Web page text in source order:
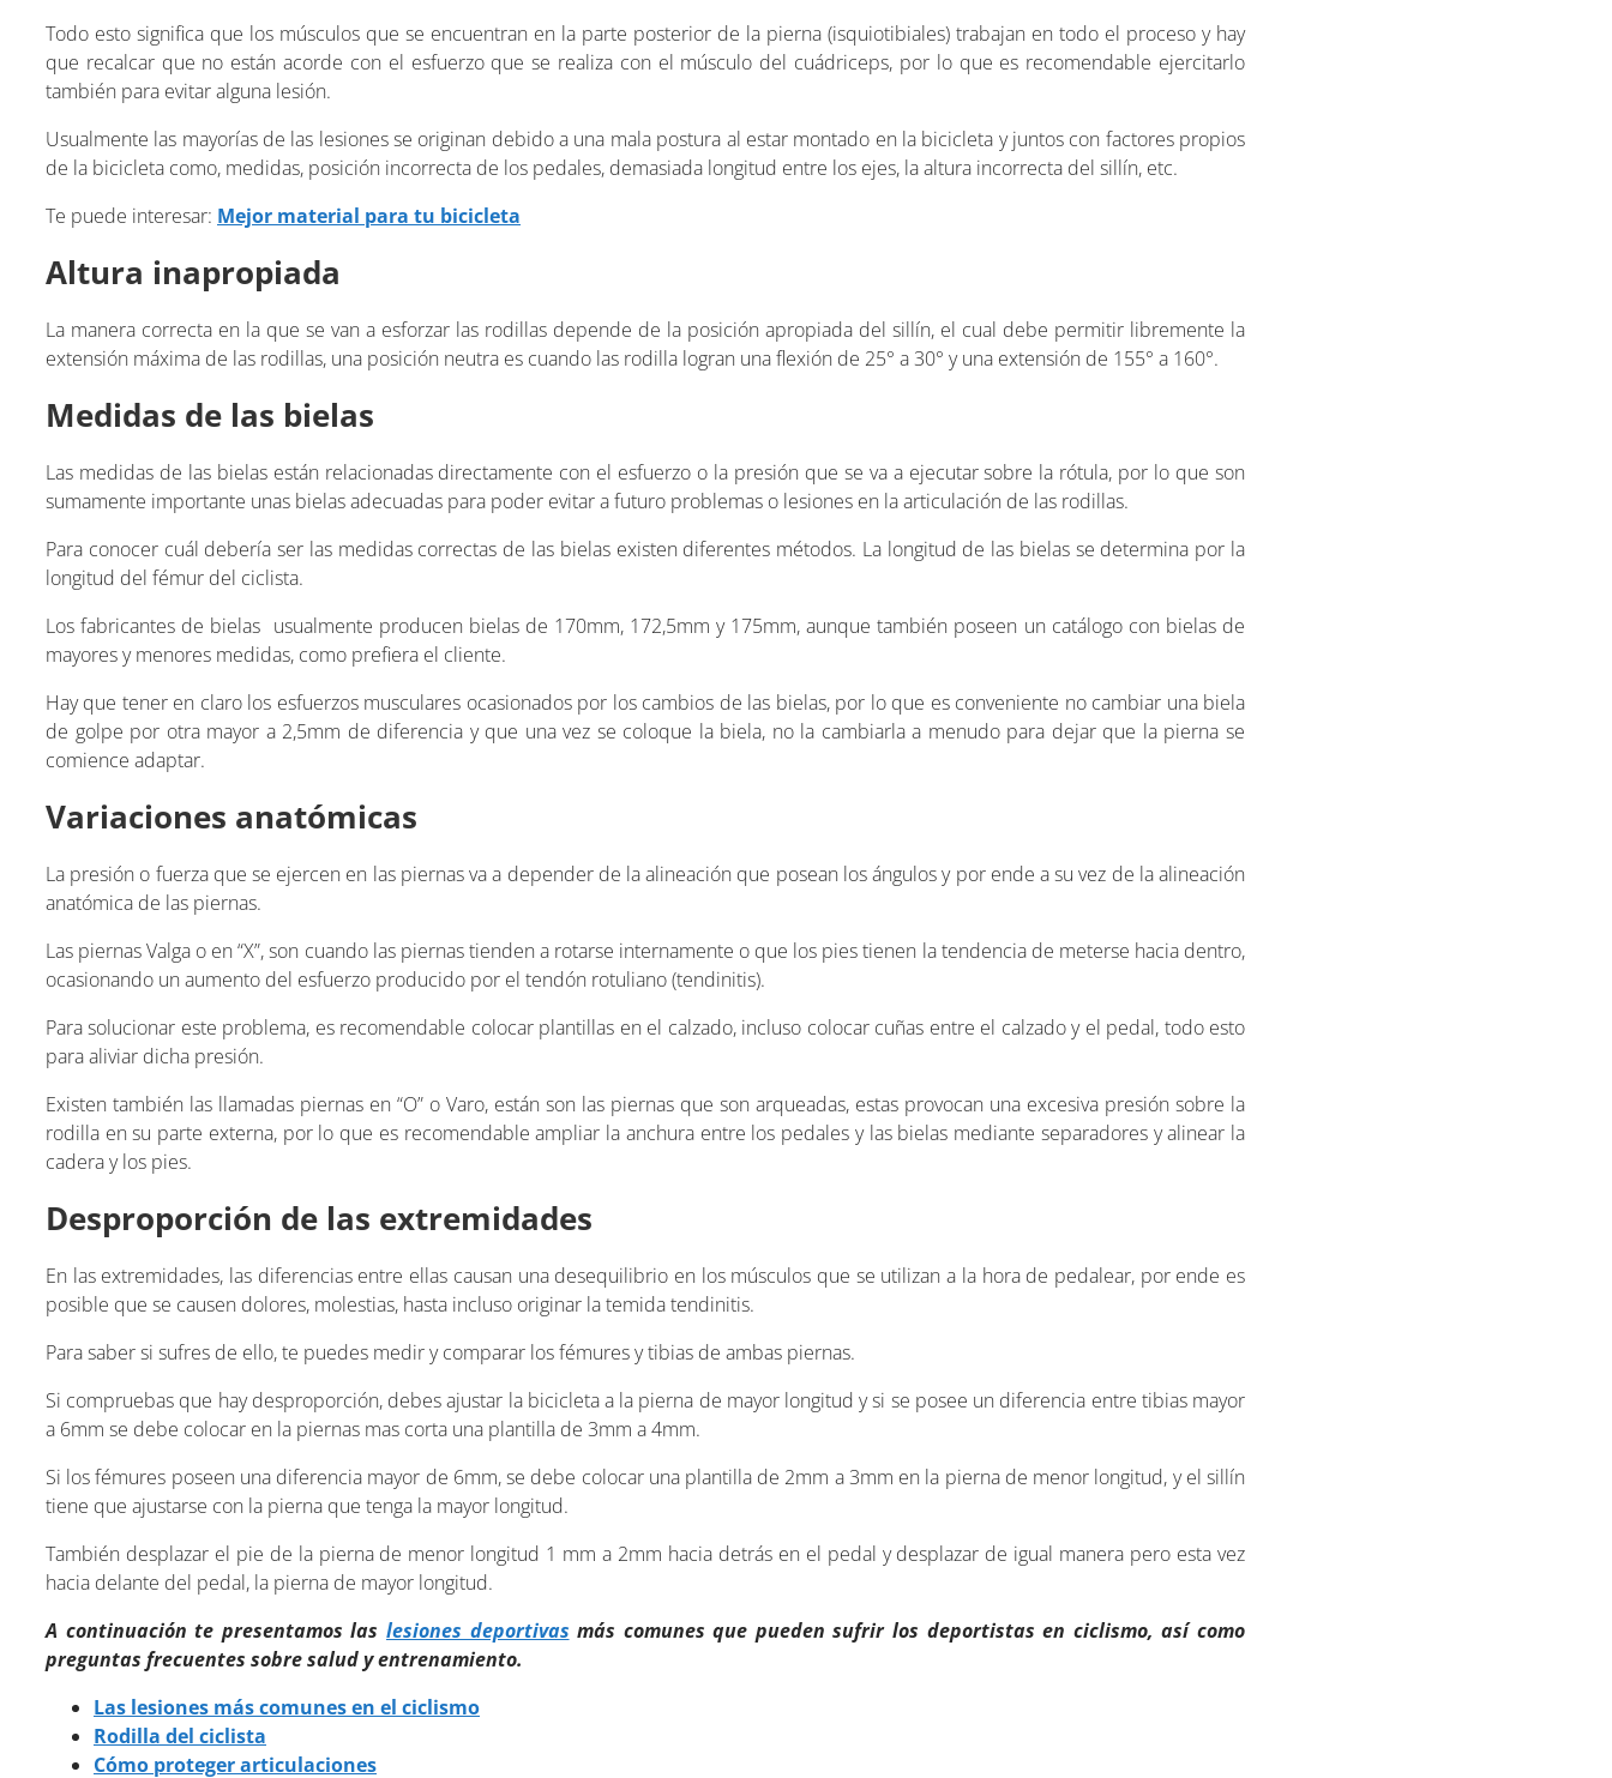
Todo esto significa que los músculos que se encuentran en la parte posterior de la pierna (isquiotibiales) trabajan en todo el proceso y hay
que recalcar que no están acorde con el esfuerzo que se realiza con el músculo del cuádriceps, por lo que es recomendable ejercitarlo
también para evitar alguna lesión.
Usualmente las mayorías de las lesiones se originan debido a una mala postura al estar montado en la bicicleta y juntos con factores propios
de la bicicleta como, medidas, posición incorrecta de los pedales, demasiada longitud entre los ejes, la altura incorrecta del sillín, etc.
Te puede interesar: Mejor material para tu bicicleta
Altura inapropiada
La manera correcta en la que se van a esforzar las rodillas depende de la posición apropiada del sillín, el cual debe permitir libremente la
extensión máxima de las rodillas, una posición neutra es cuando las rodilla logran una flexión de 25° a 30° y una extensión de 155° a 160°.
Medidas de las bielas
Las medidas de las bielas están relacionadas directamente con el esfuerzo o la presión que se va a ejecutar sobre la rótula, por lo que son
sumamente importante unas bielas adecuadas para poder evitar a futuro problemas o lesiones en la articulación de las rodillas.
Para conocer cuál debería ser las medidas correctas de las bielas existen diferentes métodos. La longitud de las bielas se determina por la
longitud del fémur del ciclista.
Los fabricantes de bielas usualmente producen bielas de 170mm, 172,5mm y 175mm, aunque también poseen un catálogo con bielas de
mayores y menores medidas, como prefiera el cliente.
Hay que tener en claro los esfuerzos musculares ocasionados por los cambios de las bielas, por lo que es conveniente no cambiar una biela
de golpe por otra mayor a 2,5mm de diferencia y que una vez se coloque la biela, no la cambiarla a menudo para dejar que la pierna se
comience adaptar.
Variaciones anatómicas
La presión o fuerza que se ejercen en las piernas va a depender de la alineación que posean los ángulos y por ende a su vez de la alineación
anatómica de las piernas.
Las piernas Valga o en “X”, son cuando las piernas tienden a rotarse internamente o que los pies tienen la tendencia de meterse hacia dentro,
ocasionando un aumento del esfuerzo producido por el tendón rotuliano (tendinitis).
Para solucionar este problema, es recomendable colocar plantillas en el calzado, incluso colocar cuñas entre el calzado y el pedal, todo esto
para aliviar dicha presión.
Existen también las llamadas piernas en “O” o Varo, están son las piernas que son arqueadas, estas provocan una excesiva presión sobre la
rodilla en su parte externa, por lo que es recomendable ampliar la anchura entre los pedales y las bielas mediante separadores y alinear la
cadera y los pies.
Desproporción de las extremidades
En las extremidades, las diferencias entre ellas causan una desequilibrio en los músculos que se utilizan a la hora de pedalear, por ende es
posible que se causen dolores, molestias, hasta incluso originar la temida tendinitis.
Para saber si sufres de ello, te puedes medir y comparar los fémures y tibias de ambas piernas.
Si compruebas que hay desproporción, debes ajustar la bicicleta a la pierna de mayor longitud y si se posee un diferencia entre tibias mayor
a 6mm se debe colocar en la piernas mas corta una plantilla de 3mm a 4mm.
Si los fémures poseen una diferencia mayor de 6mm, se debe colocar una plantilla de 2mm a 3mm en la pierna de menor longitud, y el sillín
tiene que ajustarse con la pierna que tenga la mayor longitud.
También desplazar el pie de la pierna de menor longitud 1 mm a 2mm hacia detrás en el pedal y desplazar de igual manera pero esta vez
hacia delante del pedal, la pierna de mayor longitud.
A continuación te presentamos las lesiones deportivas más comunes que pueden sufrir los deportistas en ciclismo, así como
preguntas frecuentes sobre salud y entrenamiento.
Las lesiones más comunes en el ciclismo
Rodilla del ciclista
Cómo proteger articulaciones